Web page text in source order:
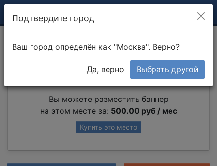
Подоконная тумба
Вы можете разместить баннер
на этом месте за: 500.00 руб / мес
Купить это место
Подтвердите город
Ваш город определён как "Москва". Верно?
Да, верно Выбрать другой